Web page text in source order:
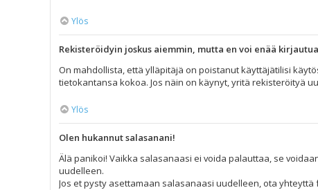
Ylös
Rekisteröidyin joskus aiemmin, mutta en voi enää
On mahdollista, että ylläpitäjä on poistanut käyttäjätilisi
tietokantansa kokoa. Jos näin on käynyt, yritä rekisteröityä
Ylös
Olen hukannut salasanani!
Älä panikoi! Vaikka salasanaasi ei voida palauttaa, se
uudelleen.
Jos et pysty asettamaan salasanaasi uudelleen, ota